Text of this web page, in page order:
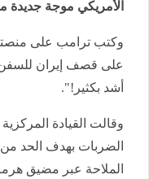
الأمريكي موجة جديدة
وكتب ترامب على
على قصف إيران للسفن
أشد بكثير!".
وقالت القيادة
الضربات بهدف الحد
الملاحة عبر مضيق